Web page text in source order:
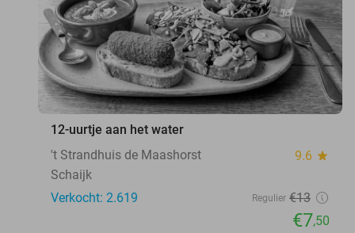
12-uurtje aan het water
't Strandhuis de Maashorst
9.6 star
Schaijk
Verkocht: 2.619
Regulier €13
€7,50